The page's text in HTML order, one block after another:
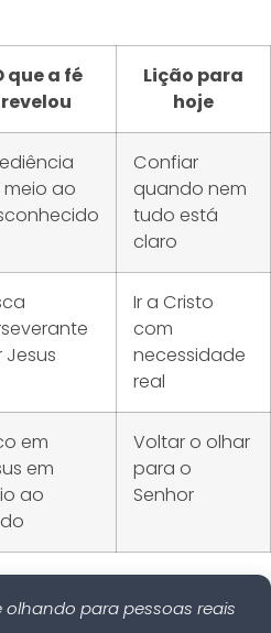
que a fé
revelou
Lição para
hoje
meio ao
Confiar
quando nem
tudo está
claro
Jesus
Ir a Cristo
com
necessidade
real
em
em
ao
Voltar o olhar
para o
Senhor
olhando para pessoas reais